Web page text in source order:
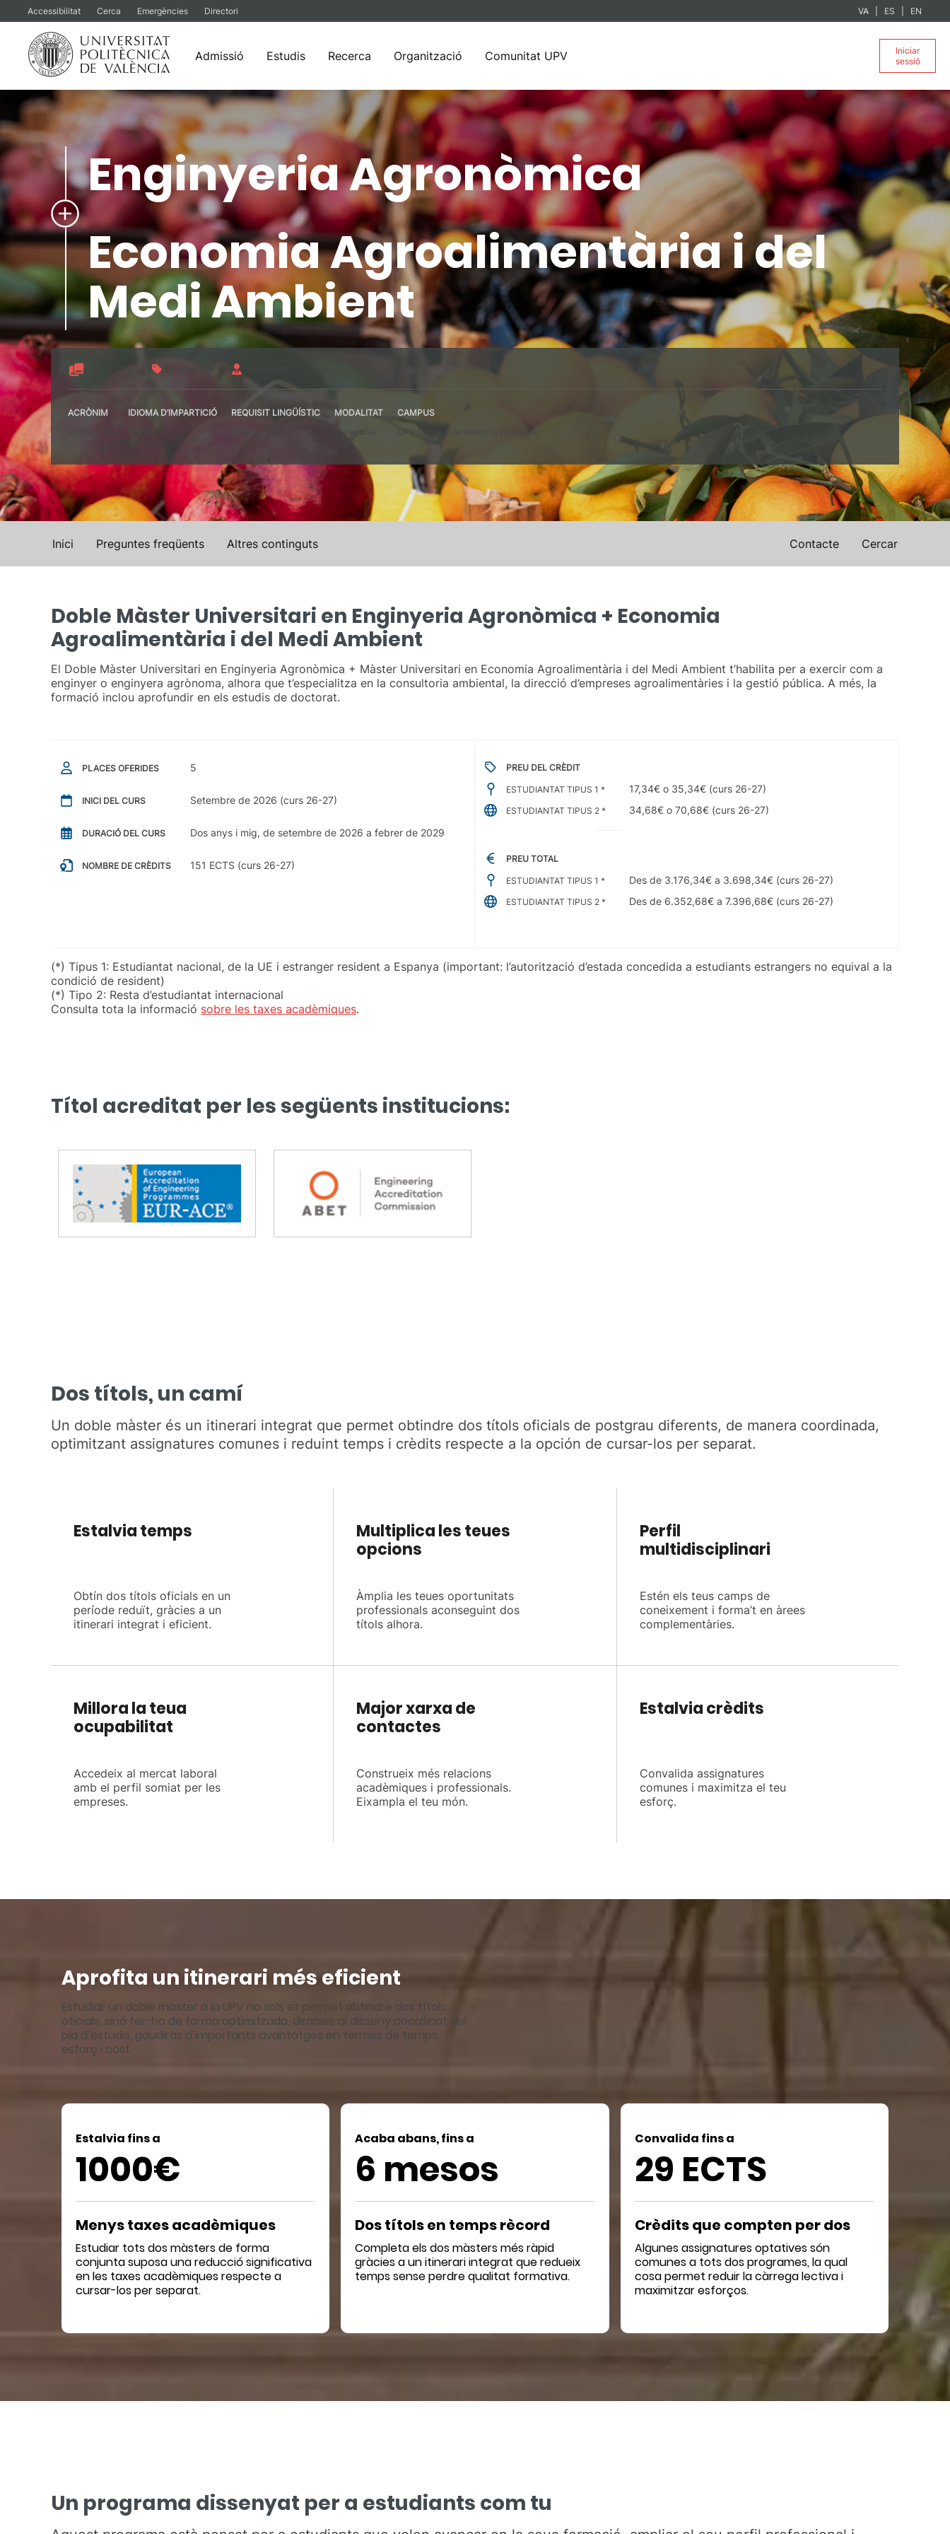
Accessibilitat Cerca Emergències Directori VA ES EN
Admissió Estudis Recerca Organització Comunitat UPV
Iniciar
sessió
contingut
Enginyeria Agronòmica
Economia Agroalimentària i del
Medi Ambient
Doble títol
ACRÒNIM
IDIOMA D’IMPARTICIÓ
REQUISIT LINGÜÍSTIC
MODALITAT
Presencial
CAMPUS
Inici Preguntes freqüents Altres continguts Cercar
Contacte
Doble Màster Universitari en Enginyeria Agronòmica + Economia
Agroalimentària i del Medi Ambient
El Doble Màster Universitari en Enginyeria Agronòmica + Màster Universitari en Economia Agroalimentària i del Medi Ambient t’habilita per a exercir com a
enginyer o enginyera agrònoma, alhora que t’especialitza en la consultoria ambiental, la direcció d’empreses agroalimentàries i la gestió pública. A més, la
formació inclou aprofundir en els estudis de doctorat.
PLACES OFERIDES 5
INICI DEL CURS Setembre de 2026 (curs 26-27)
DURACIÓ DEL CURS Dos anys i mig, de setembre de 2026 a febrer de 2029
NOMBRE DE CRÈDITS 151 ECTS (curs 26-27)
PREU DEL CRÈDIT
ESTUDIANTAT TIPUS 1 * 17,34€ o 35,34€ (curs 26-27)
ESTUDIANTAT TIPUS 2 * 34,68€ o 70,68€ (curs 26-27)
PREU TOTAL
ESTUDIANTAT TIPUS 1 * Des de 3.176,34€ a 3.698,34€ (curs 26-27)
ESTUDIANTAT TIPUS 2 * Des de 6.352,68€ a 7.396,68€ (curs 26-27)
(*) Tipus 1: Estudiantat nacional, de la UE i estranger resident a Espanya (important: l’autorització d’estada concedida a estudiants estrangers no equival a la
condició de resident)
(*) Tipo 2: Resta d’estudiantat internacional
Consulta tota la informació sobre les taxes acadèmiques.
Títol acreditat per les següents institucions:
Dos títols, un camí
Un doble màster és un itinerari integrat que permet obtindre dos títols oficials de postgrau diferents, de manera coordinada,
optimitzant assignatures comunes i reduint temps i crèdits respecte a la opción de cursar-los per separat.
Estalvia temps
Obtín dos títols oficials en un
període reduït, gràcies a un
itinerari integrat i eficient.
Multiplica les teues
opcions
Àmplia les teues oportunitats
professionals aconseguint dos
títols alhora.
Perfil
multidisciplinari
Estén els teus camps de
coneixement i forma’t en àrees
complementàries.
Millora la teua
ocupabilitat
Accedeix al mercat laboral
amb el perfil somiat per les
empreses.
Major xarxa de
contactes
Construeix més relacions
acadèmiques i professionals.
Eixampla el teu món.
Estalvia crèdits
Convalida assignatures
comunes i maximitza el teu
esforç.
Aprofita un itinerari més eficient
Estudiar un doble màster a la UPV no sols et permet obtindre dos títols
oficials, sinó fer-ho de forma optimitzada. Gràcies al disseny coordinat del
pla d’estudis, gaudiràs d’importants avantatges en termes de temps,
esforç i cost.
Estalvia fins a
1000€
Menys taxes acadèmiques
Estudiar tots dos màsters de forma
conjunta suposa una reducció significativa
en les taxes acadèmiques respecte a
cursar-los per separat.
Acaba abans, fins a
6 mesos
Dos títols en temps rècord
Completa els dos màsters més ràpid
gràcies a un itinerari integrat que redueix
temps sense perdre qualitat formativa.
Convalida fins a
29 ECTS
Crèdits que compten per dos
Algunes assignatures optatives són
comunes a tots dos programes, la qual
cosa permet reduir la càrrega lectiva i
maximitzar esforços.
Un programa dissenyat per a estudiants com tu